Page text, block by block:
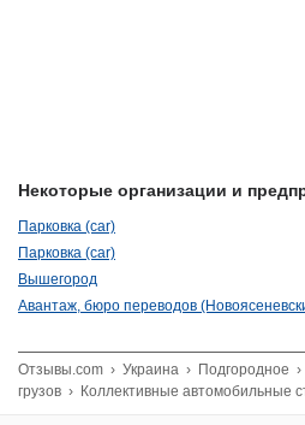
Некоторые организации и
Парковка (car)
Парковка (car)
Вышегород
Авантаж, бюро переводов
Отзывы.com › Украина › Подгородное ›
грузов › Коллективные автомобильные